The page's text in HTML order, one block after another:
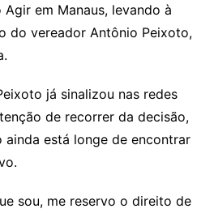
em Manaus, levando à
do vereador Antônio Peixoto,
já sinalizou nas redes
de recorrer da decisão,
ainda está longe de encontrar
sou, me reservo o direito de